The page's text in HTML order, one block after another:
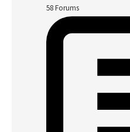
58Forums